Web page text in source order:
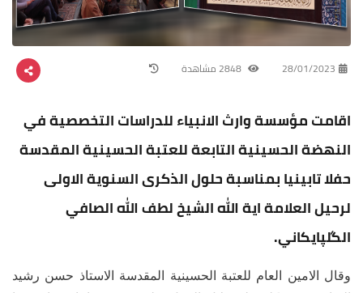
28/01/2023
اقامت مؤسسة وارث الانبياء للدراسات التخصصية في
النهضة الحسينية التابعة للعتبة الحسينية المقدسة
حفلا تابينيا بمناسبة حلول الذكرى السنوية الاولى
لرحيل العلامة اية الله الشيخ لطف الله الصافي
الگلپايكاني.
وقال الامين العام للعتبة الحسينية المقدسة الاستاذ حسن رشيد